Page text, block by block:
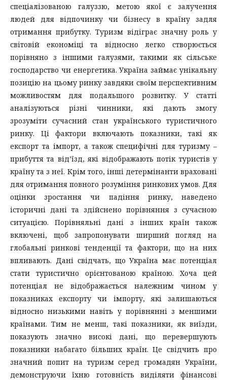
спеціалізованою галуззю, метою якої є залучення
людей для відпочинку чи бізнесу в країну задля
отримання прибутку. Туризм відіграє значну роль у
світовій економіці та відносно легко створюється
порівняно з іншими галузями, такими як сільське
господарство чи енергетика. Україна займає унікальну
позицію на цьому ринку завдяки своїм перспективним
можливостям для подальшого розвитку. У статті
аналізуються різні чинники, які дають змогу
зрозуміти сучасний стан українського туристичного
ринку. Ці фактори включають показники, такі як
експорт та імпорт, а також специфічні для туризму –
прибуття та від’їзд, які відображають потік туристів у
країну та з неї. Крім того, інші детермінанти враховані
для отримання повного розуміння ринкових умов. Для
оцінки зростання чи падіння ринку, наведено
історичні дані та здійснено порівняння з сучасною
ситуацією. Порівняльні дані з інших країн також
включені, щоб запропонувати ширший погляд на
глобальні ринкові тенденції та фактори, що на них
впливають. Дані свідчать, що Україна має потенціал
стати туристично орієнтованою країною. Хоча цей
потенціал не відображається належним чином у
показниках експорту чи імпорту, які залишаються
відносно низькими навіть у порівнянні з меншими
країнами. Тим не менш, такі показники, як виїзди,
показують значно високі дані, що перевершують
показники набагато більших країн. Це свідчить про
значний попит на туризм серед громадян України,
демонструючи їхню готовність виділяти фінансові